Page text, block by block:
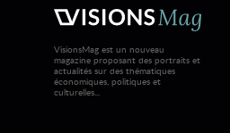
VisionsMag est un nouveau
magazine proposant des portraits et
actualités sur des thématiques
économiques, politiques et
culturelles...